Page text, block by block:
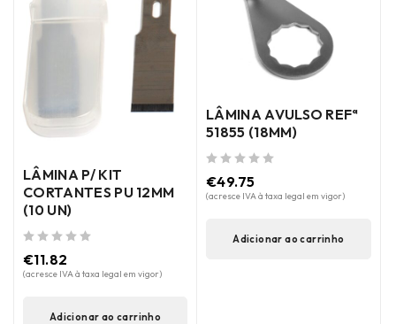
LÂMINA P/ KIT
CORTANTES PU 12MM
(10 UN)
€11.82
(acresce IVA à taxa legal em vigor)
Adicionar ao carrinho
LÂMINA AVULSO REFª
51855 (18MM)
€49.75
(acresce IVA à taxa legal em vigor)
Adicionar ao carrinho